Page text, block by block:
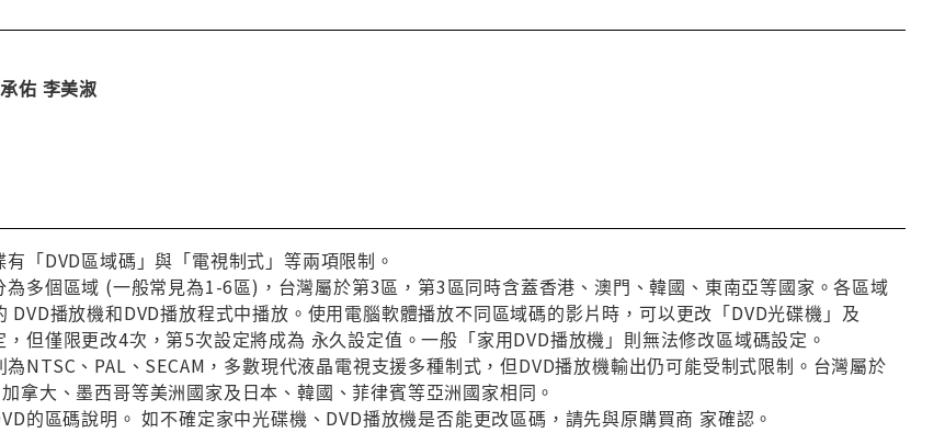
佑 李美淑
「DVD區域碼」與「電視制式」等兩項限制。
為多個區域 (一般常見為1-6區)，台灣屬於第3區，第3區同時含蓋香港、澳門、韓國、東南亞等國家。各區域
DVD播放機和DVD播放程式中播放。使用電腦軟體播放不同區域碼的影片時，可以更改「DVD光碟機」及
，但僅限更改4次，第5次設定將成為 永久設定值。一般「家用DVD播放機」則無法修改區域碼設定。
NTSC、PAL、SECAM，多數現代液晶電視支援多種制式，但DVD播放機輸出仍可能受制式限制。台灣屬於
拿大、墨西哥等美洲國家及日本、韓國、菲律賓等亞洲國家相同。
的區碼說明。 如不確定家中光碟機、DVD播放機是否能更改區碼，請先與原購買商 家確認。